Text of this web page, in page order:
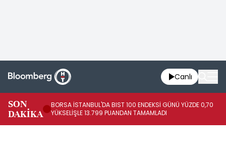
Canlı
SON
DAKİKA
BORSA İSTANBUL'DA BIST 100 ENDEKSİ GÜNÜ YÜZDE 0,70
YÜKSELİŞLE 13.799 PUANDAN TAMAMLADI